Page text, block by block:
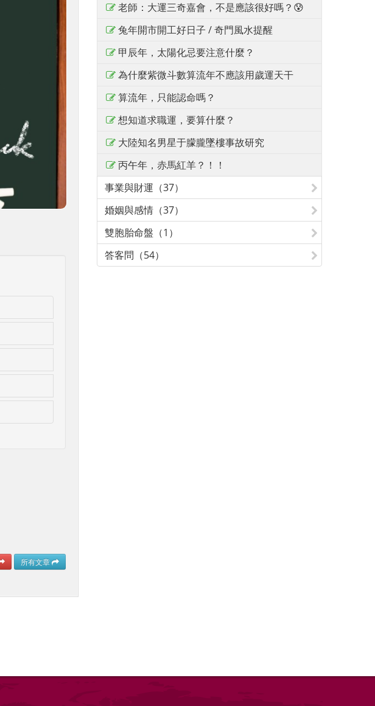
所有文章
老師：大運三奇嘉會，不是應該很好嗎？😰
兔年開市開工好日子 / 奇門風水提醒
甲辰年，太陽化忌要注意什麼？
為什麼紫微斗數算流年不應該用歲運天干
算流年，只能認命嗎？
想知道求職運，要算什麼？
大陸知名男星于朦朧墜樓事故研究
丙午年，赤馬紅羊？！！
事業與財運（37）
婚姻與感情（37）
雙胞胎命盤（1）
答客問（54）